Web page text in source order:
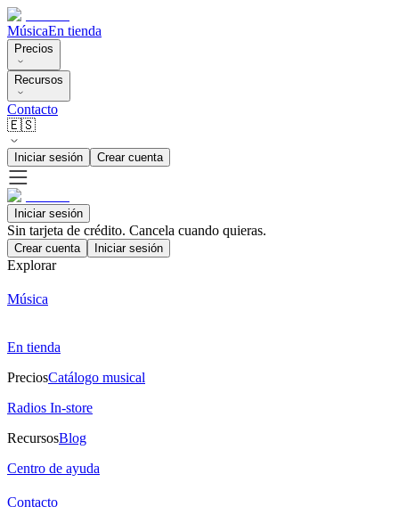
MúsicaEn tienda
Precios
Recursos
Contacto
🇪🇸
Iniciar sesión Crear cuenta
Iniciar sesión
Sin tarjeta de crédito. Cancela cuando quieras.
Crear cuenta Iniciar sesión
Explorar
Música
En tienda
PreciosCatálogo musical
Radios In-store
RecursosBlog
Centro de ayuda
Contacto